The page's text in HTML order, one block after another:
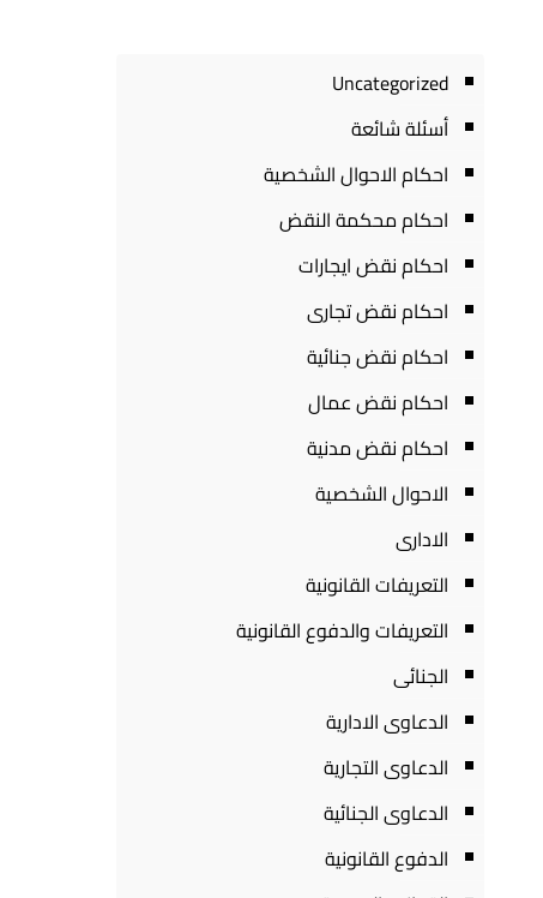
Uncategorized
أسئلة شائعة
احكام الاحوال الشخصية
احكام محكمة النقض
احكام نقض ايجارات
احكام نقض تجارى
احكام نقض جنائية
احكام نقض عمال
احكام نقض مدنية
الاحوال الشخصية
الادارى
التعريفات القانونية
التعريفات والدفوع القانونية
الجنائى
الدعاوى الادارية
الدعاوى التجارية
الدعاوى الجنائية
الدفوع القانونية